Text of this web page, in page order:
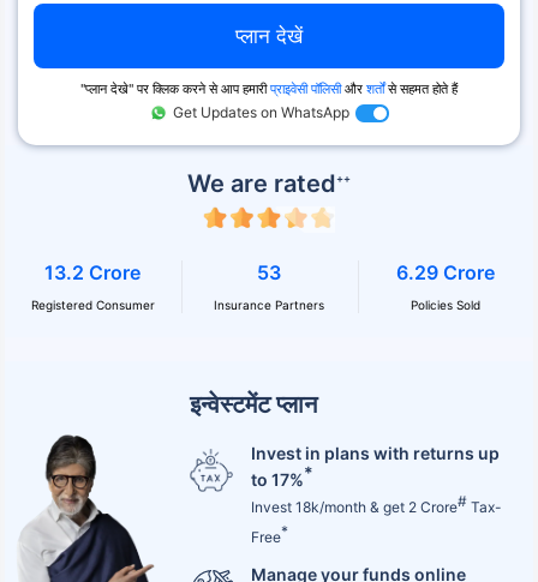
इन्वेस्टमेंट प्लान
Invest in plans with returns up
to 17%*
Invest 18k/month & get 2 Crore# Tax-
Free*
Manage your funds online
We are rated++
13.2 Crore
Registered Consumer
53
Insurance Partners
6.29 Crore
Policies Sold
प्लान देखें
''प्लान देखे'' पर क्लिक करने से आप हमारीप्राइवेसी पॉलिसीऔर शर्तोंसे सहमत होते हैं
Get Updates on WhatsApp